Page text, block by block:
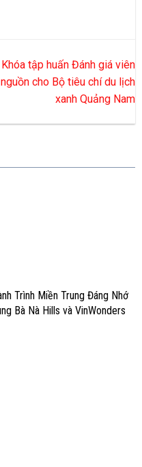
Khóa tập huấn Đánh giá viên
nguồn cho Bộ tiêu chí du lịch
xanh Quảng Nam
Trình Miền Trung Đáng Nhớ
Bà Nà Hills và VinWonders